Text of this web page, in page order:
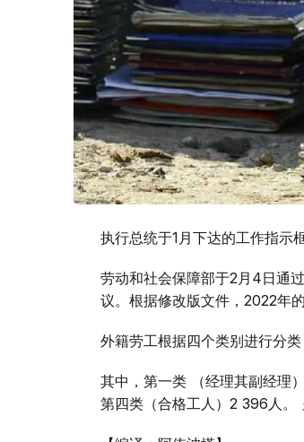
执行总统于1月下达的工作指示
劳动和社会保障部于2月4日通
议。根据修改版文件，2022年
外籍劳工根据四个类别进行分类
其中，第一类 （经理其副经理
第四类（合格工人）2 396人。